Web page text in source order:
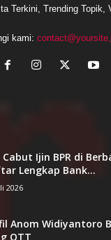
Terkini, Trending Topik,
kami:
Cabut Ijin BPR di
Lengkap Bank...
2026
Anom Widiyantoro
OTT